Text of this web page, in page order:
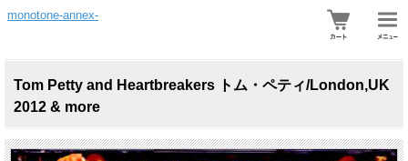
monotone-annex-
Tom Petty and Heartbreakers トム・ペティ/London,UK
2012 & more